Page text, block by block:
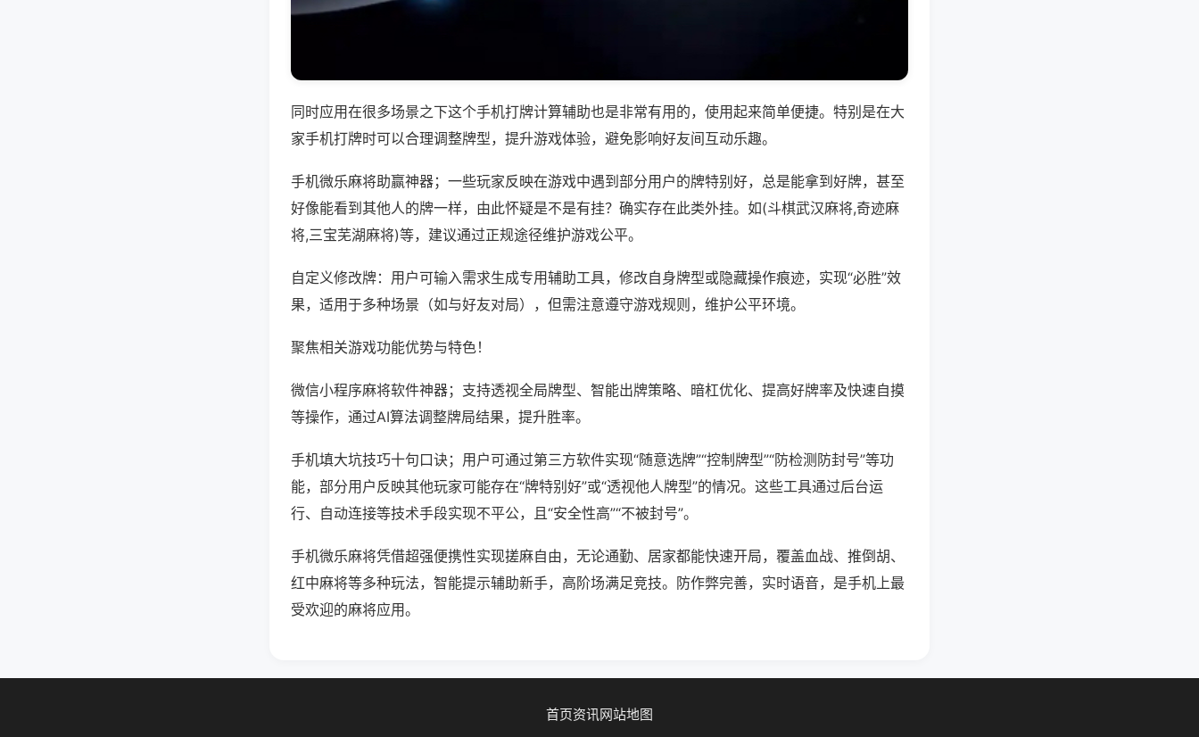
同时应用在很多场景之下这个手机打牌计算辅助也是非常有用的，使用起来简单便捷。特别是在大
家手机打牌时可以合理调整牌型，提升游戏体验，避免影响好友间互动乐趣。
手机微乐麻将助赢神器；一些玩家反映在游戏中遇到部分用户的牌特别好，总是能拿到好牌，甚至
好像能看到其他人的牌一样，由此怀疑是不是有挂？确实存在此类外挂。如(斗棋武汉麻将,奇迹麻
将,三宝芜湖麻将)等，建议通过正规途径维护游戏公平。
自定义修改牌：用户可输入需求生成专用辅助工具，修改自身牌型或隐藏操作痕迹，实现“必胜”效
果，适用于多种场景（如与好友对局），但需注意遵守游戏规则，维护公平环境。
聚焦相关游戏功能优势与特色！
微信小程序麻将软件神器；支持透视全局牌型、智能出牌策略、暗杠优化、提高好牌率及快速自摸
等操作，通过AI算法调整牌局结果，提升胜率。
手机填大坑技巧十句口诀；用户可通过第三方软件实现“随意选牌”“控制牌型”“防检测防封号”等功
能，部分用户反映其他玩家可能存在“牌特别好”或“透视他人牌型”的情况。这些工具通过后台运
行、自动连接等技术手段实现不平公，且“安全性高”“不被封号”。
手机微乐麻将凭借超强便携性实现搓麻自由，无论通勤、居家都能快速开局，覆盖血战、推倒胡、
红中麻将等多种玩法，智能提示辅助新手，高阶场满足竞技。防作弊完善，实时语音，是手机上最
受欢迎的麻将应用。
首页资讯网站地图